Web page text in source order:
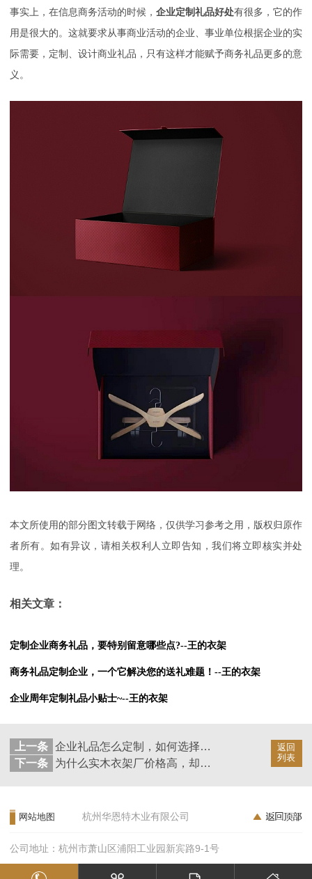
事实上，在信息商务活动的时候， 企业定制礼品好处有很多，它的作
用是很大的。这就要求从事商业活动的企业、事业单位根据企业的实
际需要，定制、设计商业礼品，只有这样才能赋予商务礼品更多的意
义。
本文所使用的部分图文转载于网络，仅供学习参考之用，版权归原作
者所有。如有异议，请相关权利人立即告知，我们将立即核实并处
理。
相关文章：
定制企业商务礼品，要特别留意哪些点?--王的衣架
商务礼品定制企业，一个它解决您的送礼难题！--王的衣架
企业周年定制礼品小贴士~--王的衣架
返回
列表
上一条
企业礼品怎么定制，如何选择礼品公司？--王的衣架
下一条
为什么实木衣架厂价格高，却依旧被大众偏爱？--华恩
网站地图 杭州华恩特木业有限公司
公司地址：杭州市萧山区浦阳工业园新宾路9-1号